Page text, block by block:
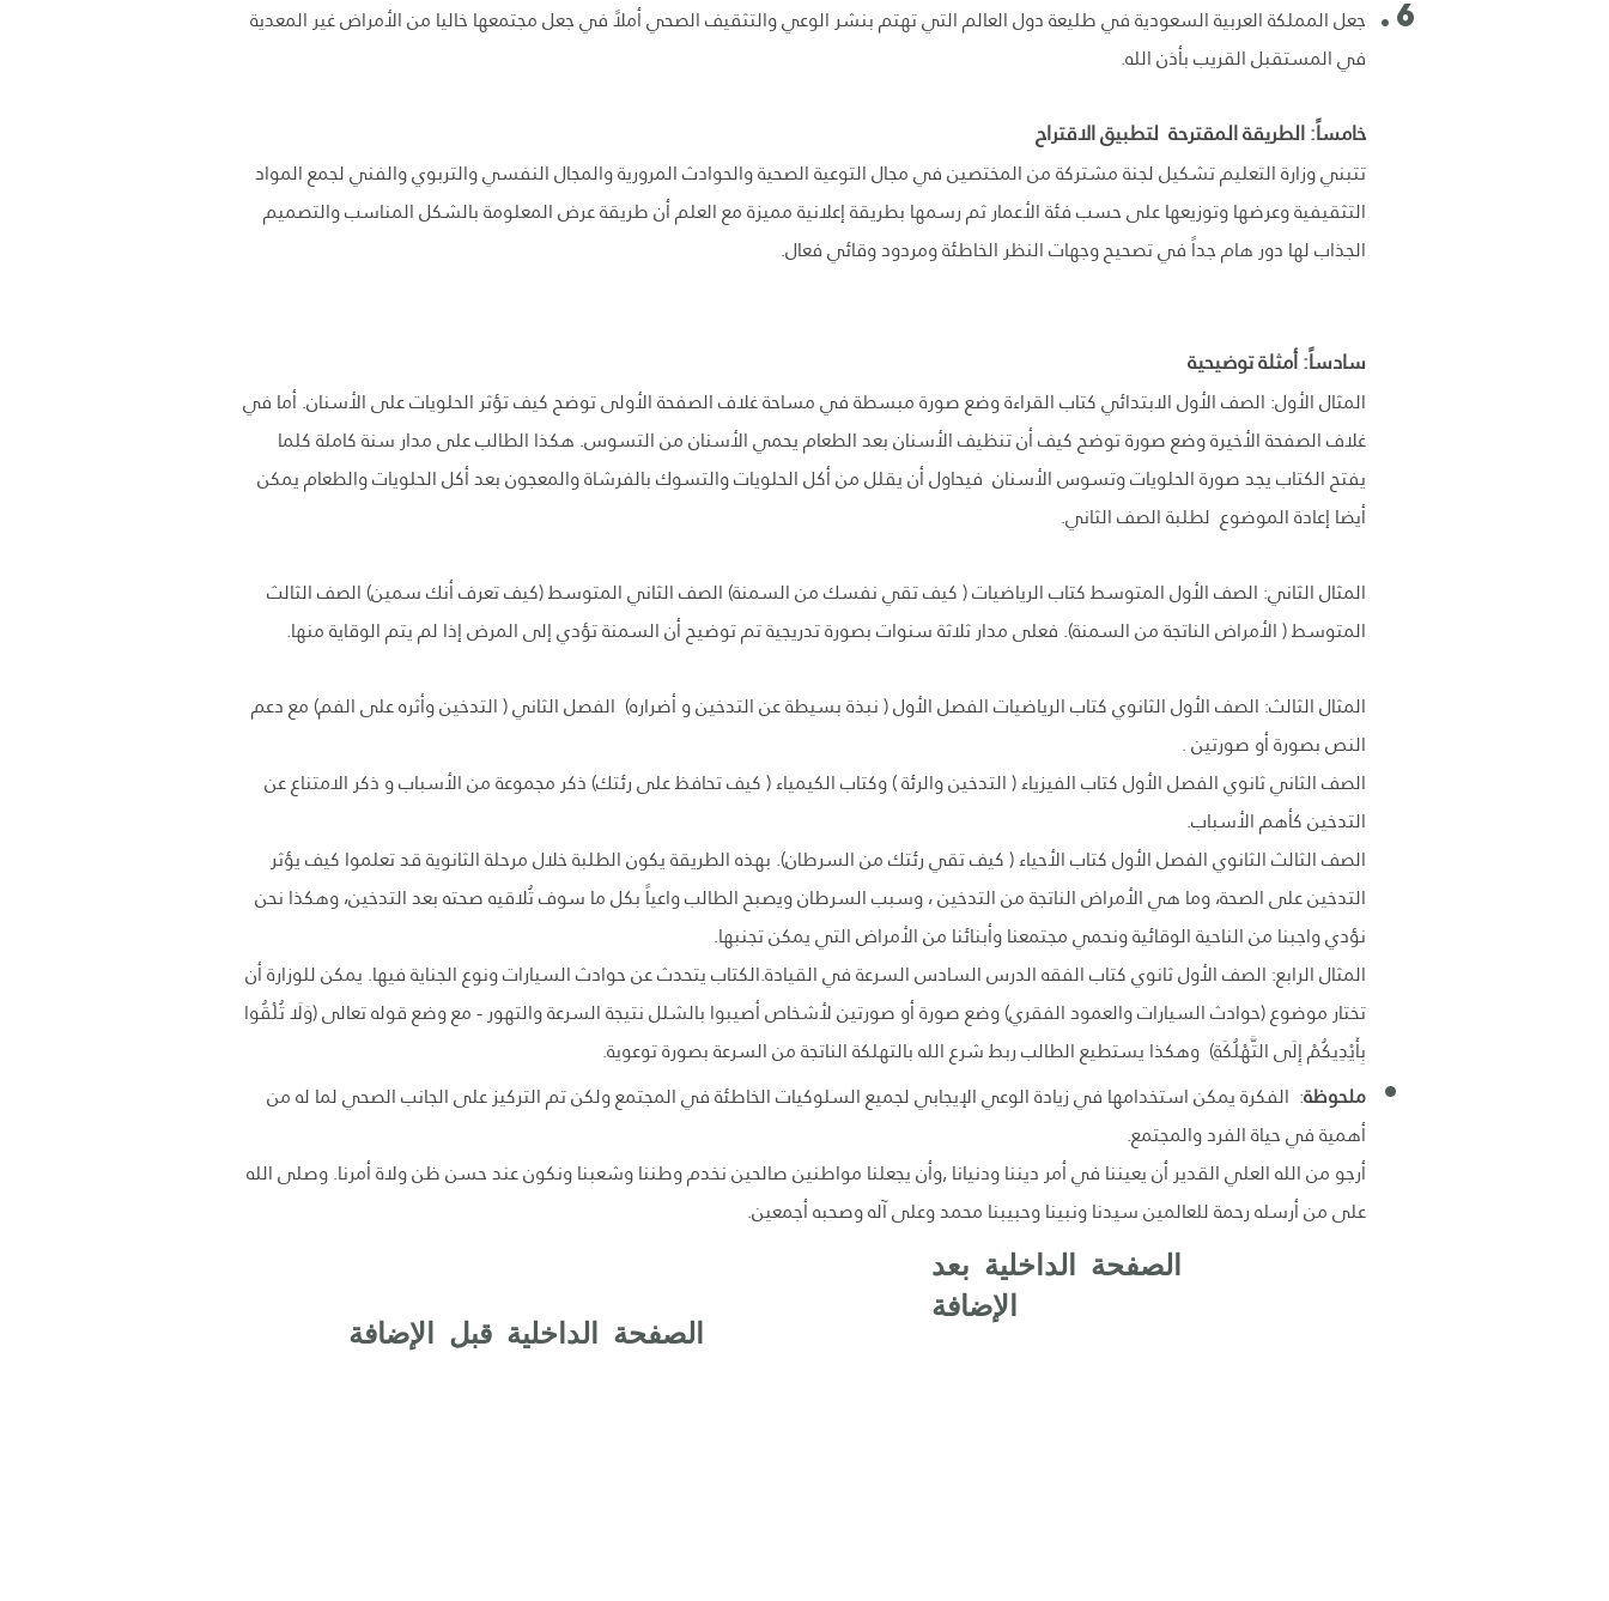
جعل المملكة العربية السعودية في طليعة دول العالم التي تهتم بنشر الوعي والتثقيف الصحي أملاً في جعل مجتمعها خاليا من الأمراض غير المعدية
في المستقبل القريب بأذن الله.
خامساً: الطريقة المقترحة لتطبيق الاقتراح
تتبني وزارة التعليم تشكيل لجنة مشتركة من المختصين في مجال التوعية الصحية والحوادث المرورية والمجال النفسي والتربوي والفني لجمع المواد
التثقيفية وعرضها وتوزيعها على حسب فئة الأعمار ثم رسمها بطريقة إعلانية مميزة مع العلم أن طريقة عرض المعلومة بالشكل المناسب والتصميم
الجذاب لها دور هام جداً في تصحيح وجهات النظر الخاطئة ومردود وقائي فعال.
سادساً: أمثلة توضيحية
المثال الأول: الصف الأول الابتدائي كتاب القراءة وضع صورة مبسطة في مساحة غلاف الصفحة الأولى توضح كيف تؤثر الحلويات على الأسنان. أما في
غلاف الصفحة الأخيرة وضع صورة توضح كيف أن تنظيف الأسنان بعد الطعام يحمي الأسنان من التسوس. هكذا الطالب على مدار سنة كاملة كلما
يفتح الكتاب يجد صورة الحلويات وتسوس الأسنان فيحاول أن يقلل من أكل الحلويات والتسوك بالفرشاة والمعجون بعد أكل الحلويات والطعام يمكن
أيضا إعادة الموضوع لطلبة الصف الثاني.
المثال الثاني: الصف الأول المتوسط كتاب الرياضيات ( كيف تقي نفسك من السمنة) الصف الثاني المتوسط (كيف تعرف أنك سمين) الصف الثالث
المتوسط ( الأمراض الناتجة من السمنة). فعلى مدار ثلاثة سنوات بصورة تدريجية تم توضيح أن السمنة تؤدي إلى المرض إذا لم يتم الوقاية منها.
المثال الثالث: الصف الأول الثانوي كتاب الرياضيات الفصل الأول ( نبذة بسيطة عن التدخين و أضراره) الفصل الثاني ( التدخين وأثره على الفم) مع دعم
النص بصورة أو صورتين .
الصف الثاني ثانوي الفصل الأول كتاب الفيزياء ( التدخين والرئة ) وكتاب الكيمياء ( كيف تحافظ على رئتك) ذكر مجموعة من الأسباب و ذكر الامتناع عن
التدخين كأهم الأسباب.
الصف الثالث الثانوي الفصل الأول كتاب الأحياء ( كيف تقي رئتك من السرطان). بهذه الطريقة يكون الطلبة خلال مرحلة الثانوية قد تعلموا كيف يؤثر
التدخين على الصحة، وما هي الأمراض الناتجة من التدخين ، وسبب السرطان ويصبح الطالب واعياً بكل ما سوف تُلاقيه صحته بعد التدخين، وهكذا نحن
نؤدي واجبنا من الناحية الوقائية ونحمي مجتمعنا وأبنائنا من الأمراض التي يمكن تجنبها.
المثال الرابع: الصف الأول ثانوي كتاب الفقه الدرس السادس السرعة في القيادة.الكتاب يتحدث عن حوادث السيارات ونوع الجناية فيها. يمكن للوزارة أن
تختار موضوع (حوادث السيارات والعمود الفقري) وضع صورة أو صورتين لأشخاص أصيبوا بالشلل نتيجة السرعة والتهور - مع وضع قوله تعالى (وَلَا تُلْقُوا
بِأَيْدِيكُمْ إِلَى التَّهْلُكَةِ) وهكذا يستطيع الطالب ربط شرع الله بالتهلكة الناتجة من السرعة بصورة توعوية.
ملحوظة: الفكرة يمكن استخدامها في زيادة الوعي الإيجابي لجميع السلوكيات الخاطئة في المجتمع ولكن تم التركيز على الجانب الصحي لما له من
أهمية في حياة الفرد والمجتمع.
أرجو من الله العلي القدير أن يعيننا في أمر ديننا ودنيانا ,وأن يجعلنا مواطنين صالحين نخدم وطننا وشعبنا ونكون عند حسن ظن ولاة أمرنا. وصلى الله
على من أرسله رحمة للعالمين سيدنا ونبينا وحبيبنا محمد وعلى آله وصحبه أجمعين.
الصفحة الداخلية بعد